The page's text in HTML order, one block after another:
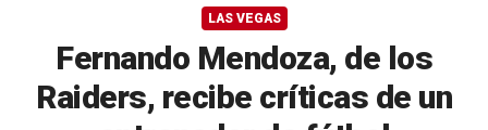
LAS VEGAS
Fernando Mendoza, de los
Raiders, recibe críticas de un